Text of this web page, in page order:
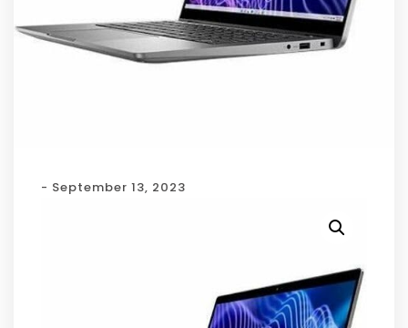
- September 13, 2023